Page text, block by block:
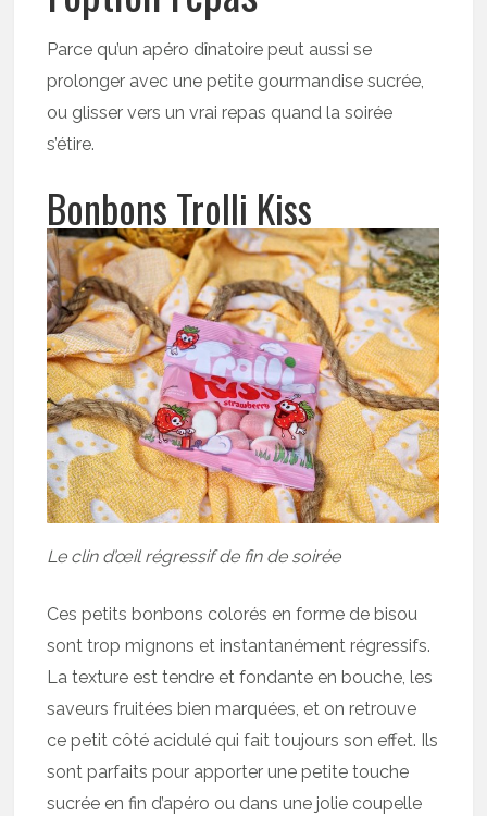
Parce qu’un apéro dînatoire peut aussi se
prolonger avec une petite gourmandise sucrée,
ou glisser vers un vrai repas quand la soirée
s’étire.
Bonbons Trolli Kiss
Le clin d’œil régressif de fin de soirée
Ces petits bonbons colorés en forme de bisou
sont trop mignons et instantanément régressifs.
La texture est tendre et fondante en bouche, les
saveurs fruitées bien marquées, et on retrouve
ce petit côté acidulé qui fait toujours son effet. Ils
sont parfaits pour apporter une petite touche
sucrée en fin d’apéro ou dans une jolie coupelle